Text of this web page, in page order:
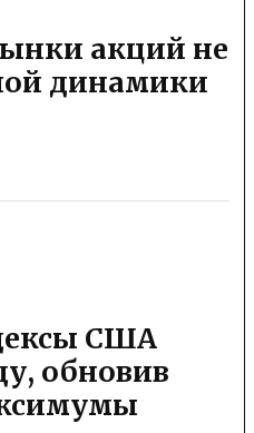
акций не
динамики
США
обновив